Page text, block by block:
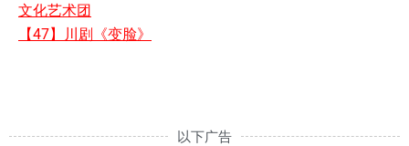
文化艺术团
【47】川剧《变脸》
以下广告